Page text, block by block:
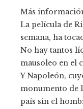
Más
La película de
semana, ha
No hay tantos
mausoleo en el
Y Napoleón,
monumento de
país sin el